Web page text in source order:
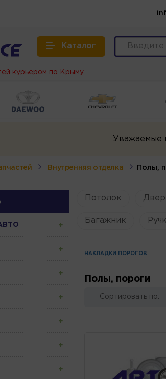
Каталог
курьером по Крыму
Уважаемые
Внутренняя отделка Полы,
Потолок
Багажник
НАКЛАДКИ ПОРОГОВ
Полы, пороги
Сортировать по: